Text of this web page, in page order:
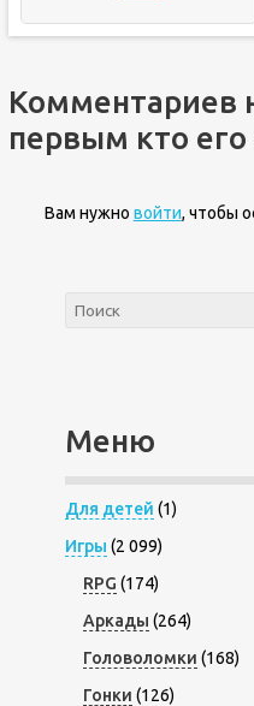
Комментариев
первым кто его
Вам нужно войти, чтобы
Меню
Для детей (1)
Игры (2 099)
RPG (174)
Аркады (264)
Головоломки (168)
Гонки (126)